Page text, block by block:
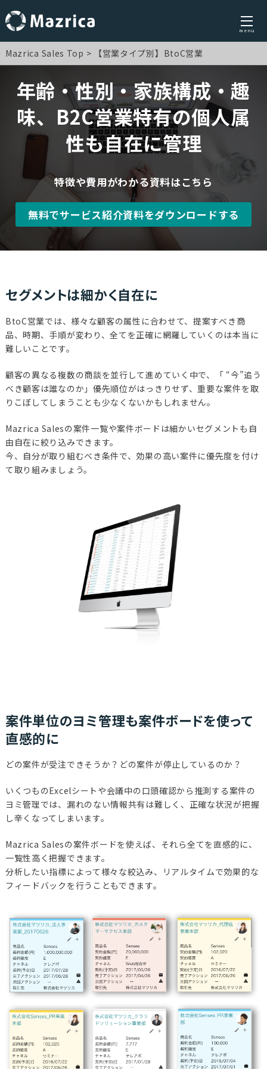
Skip
to
content
menu
Mazrica Sales Top 【営業タイプ別】BtoC営業
年齢・性別・家族構成・趣
味、B2C営業特有の個人属
性も自在に管理
特徴や費用がわかる資料はこちら
無料でサービス紹介資料をダウンロードする
セグメントは細かく自在に
BtoC営業では、様々な顧客の属性に合わせて、提案すべき商
品、時期、手順が変わり、全てを正確に網羅していくのは本当に
難しいことです。
顧客の異なる複数の商談を並行して進めていく中で、「 “今”追う
べき顧客は誰なのか」優先順位がはっきりせず、重要な案件を取
りこぼしてしまうことも少なくないかもしれません。
Mazrica Salesの案件一覧や案件ボードは細かいセグメントも自
由自在に絞り込みできます。
今、自分が取り組むべき条件で、効果の高い案件に優先度を付け
て取り組みましょう。
案件単位のヨミ管理も案件ボードを使って
直感的に
どの案件が受注できそうか？どの案件が停止しているのか？
いくつものExcelシートや会議中の口頭確認から推測する案件の
ヨミ管理では、漏れのない情報共有は難しく、正確な状況が把握
し辛くなってしまいます。
Mazrica Salesの案件ボードを使えば、それら全てを直感的に、
一覧性高く把握できます。
分析したい指標によって様々な絞込み、リアルタイムで効果的な
フィードバックを行うこともできます。